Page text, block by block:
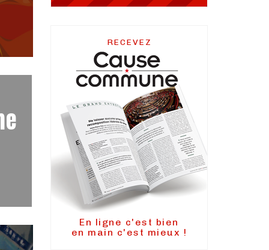
RECEVEZ
En ligne c'est bien
en main c'est mieux !